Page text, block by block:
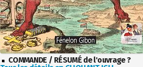
COMMANDE / RÉSUMÉ de l'ouvrage ?